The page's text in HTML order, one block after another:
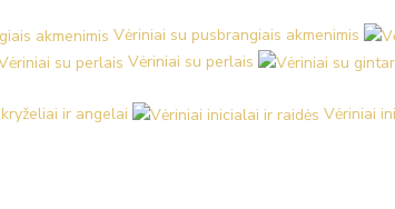
Vėriniai su pusbrangiais akmenimis
Vėriniai su perlais
ir angelai Vėriniai